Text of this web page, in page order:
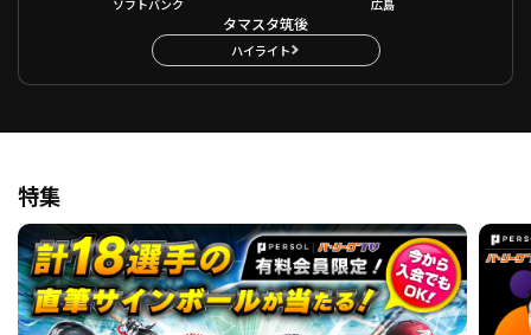
ソフトバンク 広島
タマスタ筑後
ハイライト
特集